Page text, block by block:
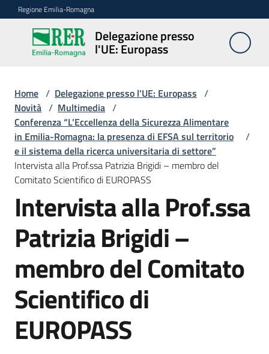
Vai al contenuto
Vai alla navigazione
Vai al footer
Regione Emilia-Romagna
Delegazione presso
l'UE: Europass
Delegazione
presso l'UE:
Novità
Pareri
EFSA
Opportunità
Chi
siamo
Home / Delegazione presso l'UE: Europass /
Novità / Multimedia /
Conferenza “L’Eccellenza della Sicurezza Alimentare
in Emilia-Romagna: la presenza di EFSA sul territorio
e il sistema della ricerca universitaria di settore”
/
Intervista alla Prof.ssa Patrizia Brigidi – membro del
Comitato Scientifico di EUROPASS
Intervista alla Prof.ssa
Patrizia Brigidi –
membro del Comitato
Scientifico di
EUROPASS